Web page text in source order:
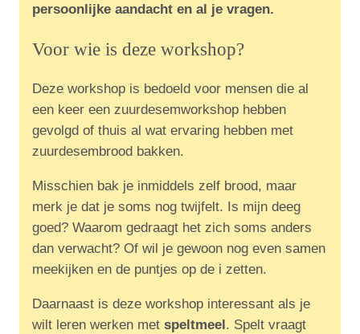
persoonlijke aandacht en al je vragen.
Voor wie is deze workshop?
Deze workshop is bedoeld voor mensen die al
een keer een zuurdesemworkshop hebben
gevolgd of thuis al wat ervaring hebben met
zuurdesembrood bakken.
Misschien bak je inmiddels zelf brood, maar
merk je dat je soms nog twijfelt. Is mijn deeg
goed? Waarom gedraagt het zich soms anders
dan verwacht? Of wil je gewoon nog even samen
meekijken en de puntjes op de i zetten.
Daarnaast is deze workshop interessant als je
wilt leren werken met speltmeel. Spelt vraagt